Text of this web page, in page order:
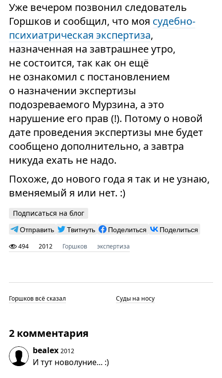
Уже вечером позвонил следователь
Горшков и сообщил, что моя судебно-
психиатрическая экспертиза,
назначенная на завтрашнее утро,
не состоится, так как он ещё
не ознакомил с постановлением
о назначении экспертизы
подозреваемого Мурзина, а это
нарушение его прав (!). Потому о новой
дате проведения экспертизы мне будет
сообщено дополнительно, а завтра
никуда ехать не надо.
Похоже, до нового года я так и не узнаю,
вменяемый я или нет. :)
Подписаться на блог
Отправить Твитнуть Поделиться Поделиться
494 2012 Горшков экспертиза
Горшков всё сказал Суды на носу
2 комментария
bealex 2012
И тут новолуние... :)